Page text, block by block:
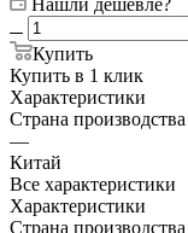
Купить
Купить в 1 клик
Характеристики
Страна производства
—
Китай
Все характеристики
Характеристики
Страна производства